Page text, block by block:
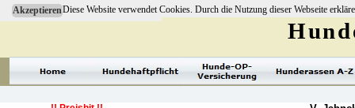
AkzeptierenDiese Website verwendet Cookies. Durch die Nutzung dieser Webseite